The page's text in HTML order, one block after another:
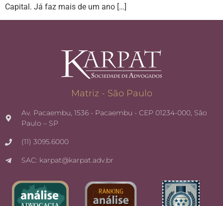
Capital. Já faz mais de um ano […]
Matriz - São Paulo
Av. Pacaembu, 1536 - Pacaembu - CEP 01234-000, São
Paulo – SP
(11) 3095.6000
SAC: karpat@karpat.adv.br